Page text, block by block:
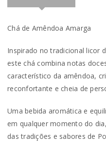
Chá de Amêndoa Amarga
Inspirado no tradicional licor
este chá combina notas
característico da amêndoa,
reconfortante e cheia de
Uma bebida aromática e
em qualquer momento do
das tradições e sabores de